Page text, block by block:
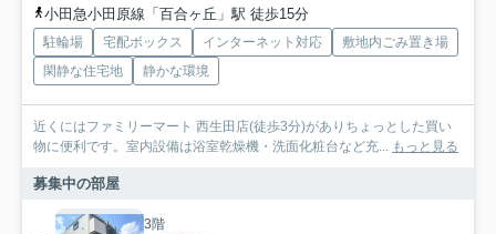
小田急小田原線「百合ヶ丘」駅 徒歩15分
駐輪場 宅配ボックス インターネット対応
敷地内ごみ置き場
閑静な住宅地
静かな環境
近くにはファミリーマート 西生田店(徒歩3分)がありちょっとした買い
物に便利です。室内設備は浴室乾燥機・洗面化粧台など充... もっと見る
募集中の部屋
3階